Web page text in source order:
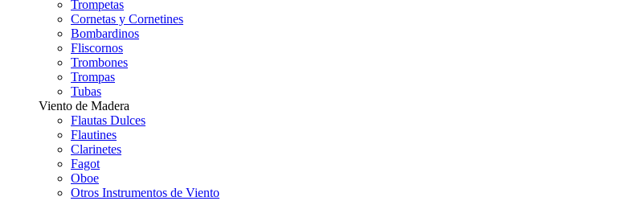
Trompetas
Cornetas y Cornetines
Bombardinos
Fliscornos
Trombones
Trompas
Tubas
Viento de Madera
Flautas Dulces
Flautines
Clarinetes
Fagot
Oboe
Otros Instrumentos de Viento